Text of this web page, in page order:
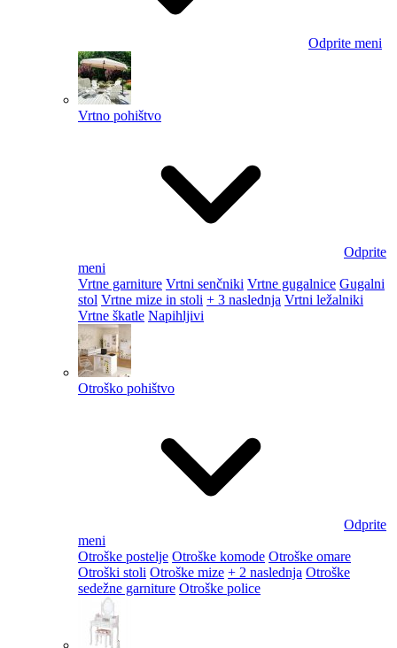
Odprite meni
Vrtno pohištvo
Odprite
meni
Vrtne garniture Vrtni senčniki Vrtne gugalnice Gugalni
stol Vrtne mize in stoli + 3 naslednja Vrtni ležalniki
Vrtne škatle Napihljivi
Otroško pohištvo
Odprite
meni
Otroške postelje Otroške komode Otroške omare
Otroški stoli Otroške mize + 2 naslednja Otroške
sedežne garniture Otroške police